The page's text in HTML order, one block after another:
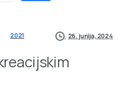
2021 26. junija, 2024